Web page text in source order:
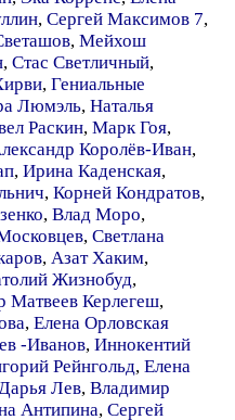
, Сергей Максимов 7,
, Мейхош
, Стас Светличный,
, Гениальные
Люмэль, Наталья
Раскин, Марк Гоя,
Королёв-Иван,
, Ирина Каденская,
, Корней Кондратов,
, Влад Моро,
, Светлана
, Азат Хаким,
Жизнобуд,
Матвеев Керлегеш,
, Елена Орловская
-Иванов, Иннокентий
Рейнгольд, Елена
Лев, Владимир
Антипина, Сергей